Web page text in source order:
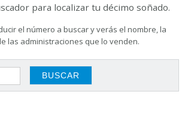
para localizar tu décimo soñado.
el número a buscar y verás el nombre, la
las administraciones que lo venden.